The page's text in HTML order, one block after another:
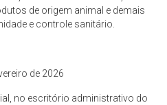
de origem animal e demais
e controle sanitário.
de 2026
no escritório administrativo do